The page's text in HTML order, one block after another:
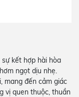
kết hợp hài hòa
ngọt dịu nhẹ.
mang đến cảm giác
vị quen thuộc, thuần